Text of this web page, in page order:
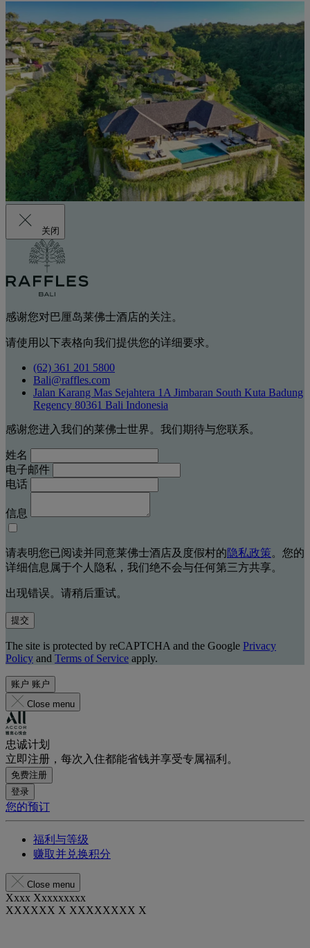
关闭
感谢您对巴厘岛莱佛士酒店的关注。
请使用以下表格向我们提供您的详细要求。
(62) 361 201 5800
Bali@raffles.com
Jalan Karang Mas Sejahtera 1A Jimbaran South Kuta Badung
Regency 80361 Bali Indonesia
感谢您进入我们的莱佛士世界。我们期待与您联系。
姓名
电子邮件
电话
信息
请表明您已阅读并同意莱佛士酒店及度假村的隐私政策。您的
详细信息属于个人隐私，我们绝不会与任何第三方共享。
出现错误。请稍后重试。
提交
The site is protected by reCAPTCHA and the Google Privacy
Policy and Terms of Service apply.
账户 账户
Close menu
忠诚计划
立即注册，每次入住都能省钱并享受专属福利。
免费注册
登录
您的预订
福利与等级
赚取并兑换积分
Close menu
Xxxx Xxxxxxxxx
XXXXXX X XXXXXXXX X